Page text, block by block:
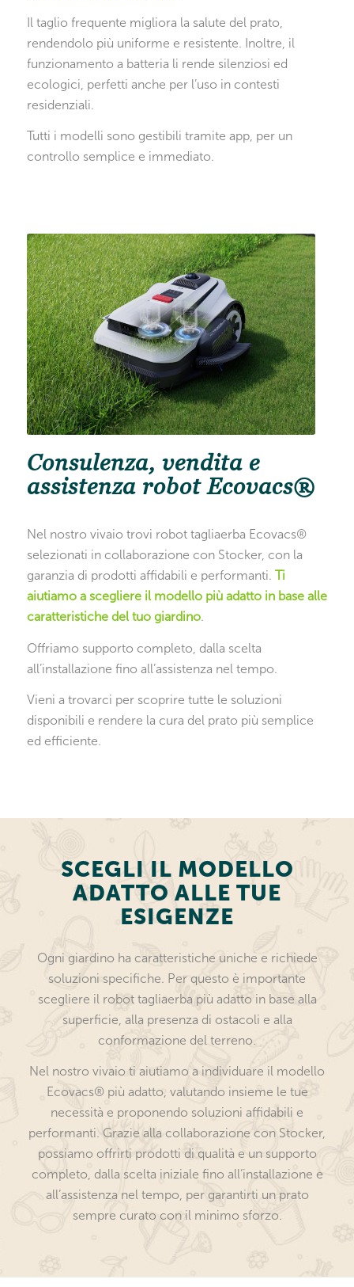
Il taglio frequente migliora la salute del prato,
rendendolo più uniforme e resistente. Inoltre, il
funzionamento a batteria li rende silenziosi ed
ecologici, perfetti anche per l’uso in contesti
residenziali.
Tutti i modelli sono gestibili tramite app, per un
controllo semplice e immediato.
Consulenza, vendita e
assistenza robot Ecovacs®
Nel nostro vivaio trovi robot tagliaerba Ecovacs®
selezionati in collaborazione con Stocker, con la
garanzia di prodotti affidabili e performanti. Ti
aiutiamo a scegliere il modello più adatto in base alle
caratteristiche del tuo giardino.
Offriamo supporto completo, dalla scelta
all’installazione fino all’assistenza nel tempo.
Vieni a trovarci per scoprire tutte le soluzioni
disponibili e rendere la cura del prato più semplice
ed efficiente.
SCEGLI IL MODELLO
ADATTO ALLE TUE
ESIGENZE
Ogni giardino ha caratteristiche uniche e richiede
soluzioni specifiche. Per questo è importante
scegliere il robot tagliaerba più adatto in base alla
superficie, alla presenza di ostacoli e alla
conformazione del terreno.
Nel nostro vivaio ti aiutiamo a individuare il modello
Ecovacs® più adatto, valutando insieme le tue
necessità e proponendo soluzioni affidabili e
performanti. Grazie alla collaborazione con Stocker,
possiamo offrirti prodotti di qualità e un supporto
completo, dalla scelta iniziale fino all’installazione e
all’assistenza nel tempo, per garantirti un prato
sempre curato con il minimo sforzo.